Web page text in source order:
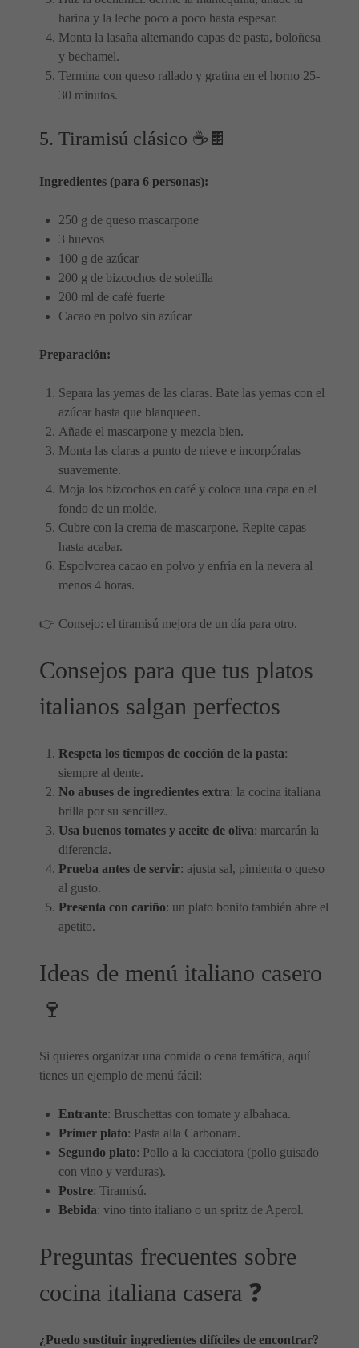
harina y la leche poco a poco hasta espesar.
Monta la lasaña alternando capas de pasta, boloñesa
y bechamel.
Termina con queso rallado y gratina en el horno 25-
30 minutos.
5. Tiramisú clásico ☕🍫
Ingredientes (para 6 personas):
250 g de queso mascarpone
3 huevos
100 g de azúcar
200 g de bizcochos de soletilla
200 ml de café fuerte
Cacao en polvo sin azúcar
Preparación:
Separa las yemas de las claras. Bate las yemas con el
azúcar hasta que blanqueen.
Añade el mascarpone y mezcla bien.
Monta las claras a punto de nieve e incorpóralas
suavemente.
Moja los bizcochos en café y coloca una capa en el
fondo de un molde.
Cubre con la crema de mascarpone. Repite capas
hasta acabar.
Espolvorea cacao en polvo y enfría en la nevera al
menos 4 horas.
👉 Consejo: el tiramisú mejora de un día para otro.
Consejos para que tus platos
italianos salgan perfectos
Respeta los tiempos de cocción de la pasta:
siempre al dente.
No abuses de ingredientes extra: la cocina italiana
brilla por su sencillez.
Usa buenos tomates y aceite de oliva: marcarán la
diferencia.
Prueba antes de servir: ajusta sal, pimienta o queso
al gusto.
Presenta con cariño: un plato bonito también abre el
apetito.
Ideas de menú italiano casero
🍷
Si quieres organizar una comida o cena temática, aquí
tienes un ejemplo de menú fácil:
Entrante: Bruschettas con tomate y albahaca.
Primer plato: Pasta alla Carbonara.
Segundo plato: Pollo a la cacciatora (pollo guisado
con vino y verduras).
Postre: Tiramisú.
Bebida: vino tinto italiano o un spritz de Aperol.
Preguntas frecuentes sobre
cocina italiana casera ❓
¿Puedo sustituir ingredientes difíciles de encontrar?